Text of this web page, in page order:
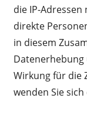
die IP-
direkte
in diesem
Wirkung für die
wenden Sie